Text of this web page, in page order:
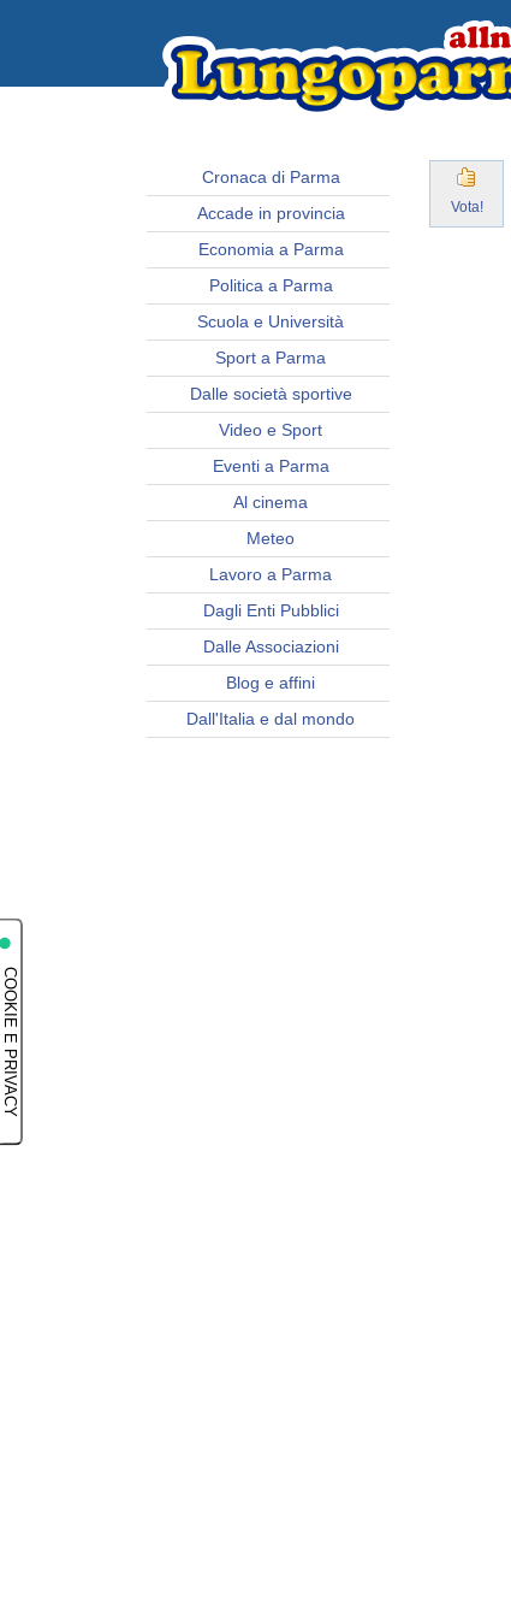
Cronaca di Parma
Accade in provincia
Economia a Parma
Politica a Parma
Scuola e Università
Sport a Parma
Dalle società sportive
Video e Sport
Eventi a Parma
Al cinema
Meteo
Lavoro a Parma
Dagli Enti Pubblici
Dalle Associazioni
Blog e affini
Dall'Italia e dal mondo
Vota!